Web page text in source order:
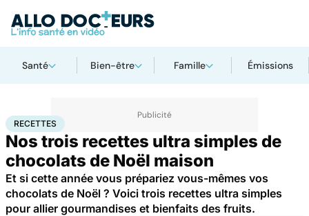
Santé Bien-être Famille Émissions
AccueilBien-être Recettes
RECETTES
Nos trois recettes ultra simples de
chocolats de Noël maison
Et si cette année vous prépariez vous-mêmes vos
chocolats de Noël ? Voici trois recettes ultra simples
pour allier gourmandises et bienfaits des fruits.